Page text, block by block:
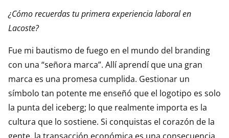
¿Cómo recuerdas tu primera experiencia laboral en
Lacoste?
Fue mi bautismo de fuego en el mundo del branding
con una “señora marca”. Allí aprendí que una gran
marca es una promesa cumplida. Gestionar un
símbolo tan potente me enseñó que el logotipo es solo
la punta del iceberg; lo que realmente importa es la
cultura que lo sostiene. Si conquistas el corazón de la